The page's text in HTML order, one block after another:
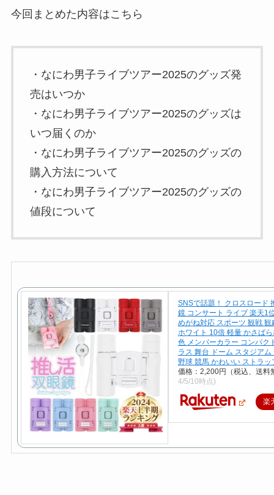
今回まとめた内容はこちら
・なにわ男子ライブツアー2025のグッズ発
売はいつか
・なにわ男子ライブツアー2025のグッズは
いつ届くのか
・なにわ男子ライブツアー2025のグッズの
購入方法について
・なにわ男子ライブツアー2025のグッズの
値段について
SNSで話題！ クロスロード
鏡 コンサート ライブ 楽天1
めがね対応 スポーツ 観戦 観
ホワイト 10倍 軽量 かさば
色 メンバーカラー コンパク
ラス 舞台 ドーム スタジアム
野球 競馬 かわいい ストラッ
価格：2,200円（税込、送料
4/5/10時点)
楽